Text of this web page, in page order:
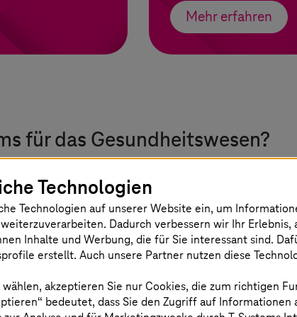
Mehr erfahren
für das Gesundheitswesen?
Skalierung und
Marktführerschaft
Mehr als 40.000 Kunden in der
Technologien
Technologien auf unserer Website ein, um
Dadurch verbessern wir Ihr Erlebnis,
Inhalte und Werbung, die für Sie interessant sind.
erstellt. Auch unsere Partner nutzen diese
akzeptieren Sie nur Cookies, die zum richtigen
bedeutet, dass Sie den Zugriff auf Informationen